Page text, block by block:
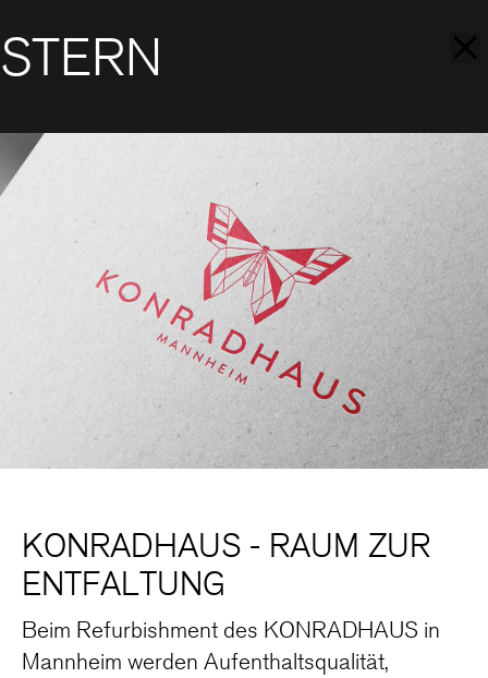
STERN
KONRADHAUS - RAUM ZUR
ENTFALTUNG
Beim Refurbishment des KONRADHAUS in
Mannheim werden Aufenthaltsqualität,